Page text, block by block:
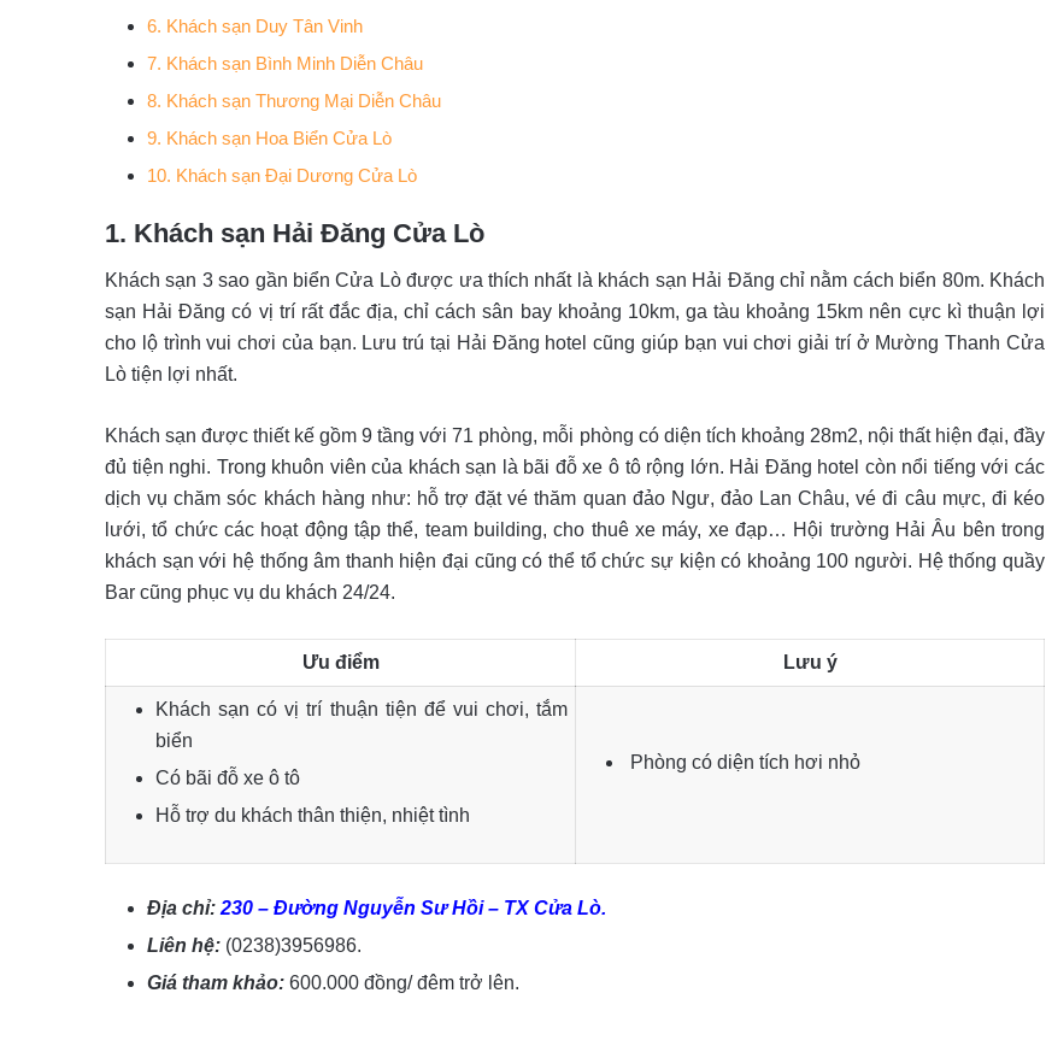
6. Khách sạn Duy Tân Vinh
7. Khách sạn Bình Minh Diễn Châu
8. Khách sạn Thương Mại Diễn Châu
9. Khách sạn Hoa Biển Cửa Lò
10. Khách sạn Đại Dương Cửa Lò
1. Khách sạn Hải Đăng Cửa Lò
Khách sạn 3 sao gần biển Cửa Lò được ưa thích nhất là khách sạn Hải Đăng chỉ nằm cách biển 80m. Khách
sạn Hải Đăng có vị trí rất đắc địa, chỉ cách sân bay khoảng 10km, ga tàu khoảng 15km nên cực kì thuận lợi
cho lộ trình vui chơi của bạn. Lưu trú tại Hải Đăng hotel cũng giúp bạn vui chơi giải trí ở Mường Thanh Cửa
Lò tiện lợi nhất.
Khách sạn được thiết kế gồm 9 tầng với 71 phòng, mỗi phòng có diện tích khoảng 28m2, nội thất hiện đại, đầy
đủ tiện nghi. Trong khuôn viên của khách sạn là bãi đỗ xe ô tô rộng lớn. Hải Đăng hotel còn nổi tiếng với các
dịch vụ chăm sóc khách hàng như: hỗ trợ đặt vé thăm quan đảo Ngư, đảo Lan Châu, vé đi câu mực, đi kéo
lưới, tổ chức các hoạt động tập thể, team building, cho thuê xe máy, xe đạp… Hội trường Hải Âu bên trong
khách sạn với hệ thống âm thanh hiện đại cũng có thể tổ chức sự kiện có khoảng 100 người. Hệ thống quầy
Bar cũng phục vụ du khách 24/24.
Ưu điểm Lưu ý
Khách sạn có vị trí thuận tiện để vui chơi, tắm
biển
Có bãi đỗ xe ô tô
Hỗ trợ du khách thân thiện, nhiệt tình
Phòng có diện tích hơi nhỏ
Địa chỉ: 230 – Đường Nguyễn Sư Hồi – TX Cửa Lò.
Liên hệ: (0238)3956986.
Giá tham khảo: 600.000 đồng/ đêm trở lên.